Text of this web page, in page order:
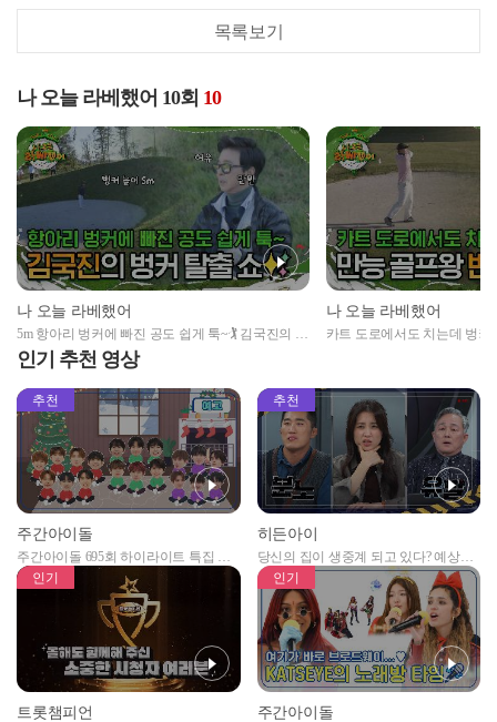
목록보기
나 오늘 라베했어 10회 10
나 오늘 라베했어
5m 항아리 벙커에 빠진 공도 쉽게 툭~🏌️‍ 김국진의 무
모한 도전! 벙커 탈출 쇼✨
나 오늘 라베했어
카트 도로에서도 치는데 벙
인기 추천 영상
추천
주간아이돌
주간아이돌 695회 하이라이트 특집 남
자아이돌편 예고
추천
히든아이
당신의 집이 생중계 되고 있다? 예상치
못한 곳에서 일어나는 불법촬영 범죄!
인기
트롯챔피언
인기
주간아이돌